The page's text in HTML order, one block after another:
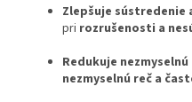
Zlepšuje sústredenie
pri rozrušenosti a
Redukuje
nezmyselnú reč a